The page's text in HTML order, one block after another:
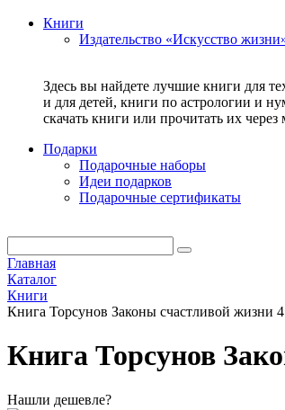
Книги
Издательство «Искусство
Здесь вы найдете лучшие книги для
и для детей, книги по астрологии и
скачать книги или прочитать их
Подарки
Подарочные наборы
Идеи подарков
Подарочные сертификаты
Главная
Каталог
Книги
Книга Торсунов Законы счастливой жизни 4
Книга Торсунов
Нашли дешевле?